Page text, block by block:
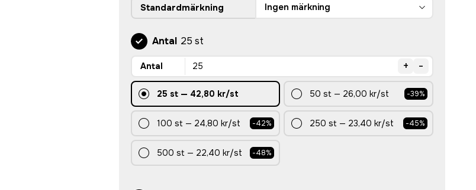
Standardmärkning Ingen märkning
Antal 25 st
Antal + -
25 st— 42,80 kr/st 50 st — 26,00 kr/st -39%
100 st — 24,80 kr/st -42% 250 st — 23,40 kr/st -45%
500 st — 22,40 kr/st -48%